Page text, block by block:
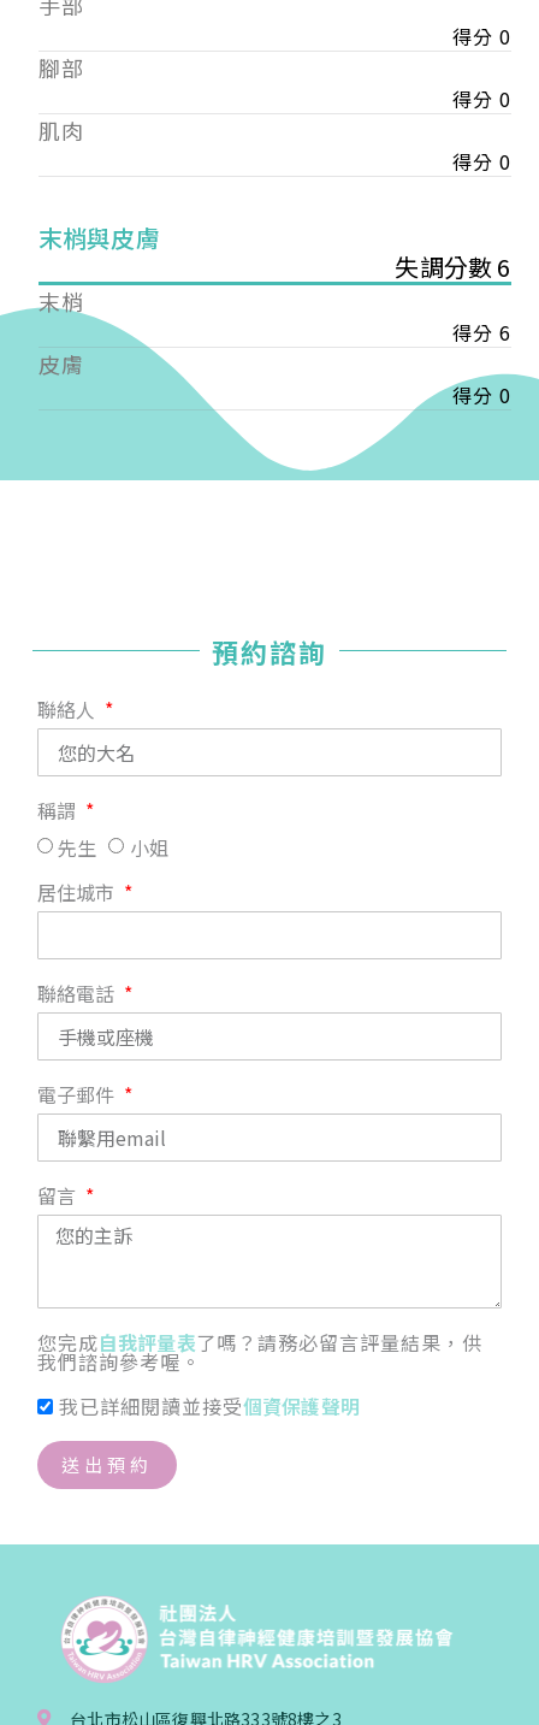
得分 0
腳部
得分 0
肌肉
得分 0
末梢與皮膚
失調分數 6
末梢
得分 6
皮膚
得分 0
預約諮詢
聯絡人
稱謂
先生
小姐
居住城市
聯絡電話
電子郵件
留言
您完成自我評量表了嗎？請務必留言評量結果，供
我們諮詢參考喔。
我已詳細閱讀並接受個資保護聲明
送出預約
台北市松山區復興北路333號8樓之3
會審核通過後即通知您進行繳費，繳費資訊如下
【會費】
個人會員:
入會費新臺幣1200元，於會員入會時繳納；常年會
費1200元，於每年度繳納。
費3000元，於每年度繳納。
戶名: 社團法人台灣自律神經健康培訓暨發展協會
帳號: 003-03-501566-2
銀行: (013) 國泰世華 南京東路分行